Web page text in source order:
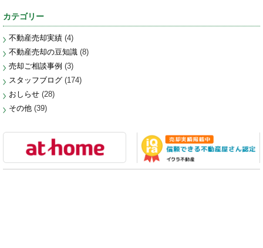
カテゴリー
不動産売却実績 (4)
不動産売却の豆知識 (8)
売却ご相談事例 (3)
スタッフブログ (174)
おしらせ (28)
その他 (39)